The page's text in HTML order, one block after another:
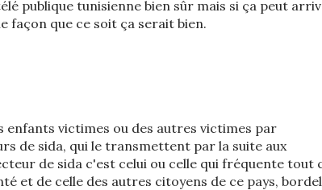
publique tunisienne bien sûr mais si ça peut
façon que ce soit ça serait bien.
enfants victimes ou des autres victimes par
de sida, qui le transmettent par la suite aux
de sida c'est celui ou celle qui fréquente tout
et de celle des autres citoyens de ce pays, bordel